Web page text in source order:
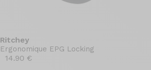
Ritchey
Ergonomique EPG Locking
14.90 €